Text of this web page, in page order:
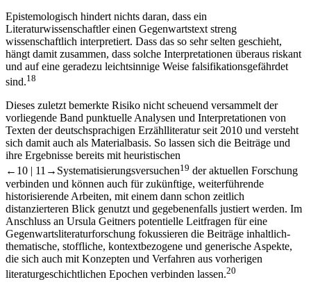
Epistemologisch hindert nichts daran, dass ein
Literaturwissenschaftler einen Gegenwartstext streng
wissenschaftlich interpretiert. Dass das so sehr selten geschieht,
hängt damit zusammen, dass solche Interpretationen überaus riskant
und auf eine geradezu leichtsinnige Weise falsifikationsgefährdet
sind.18
Dieses zuletzt bemerkte Risiko nicht scheuend versammelt der
vorliegende Band punktuelle Analysen und Interpretationen von
Texten der deutschsprachigen Erzählliteratur seit 2010 und versteht
sich damit auch als Materialbasis. So lassen sich die Beiträge und
ihre Ergebnisse bereits mit heuristischen
←10 |
11→ Systematisierungsversuchen19 der aktuellen Forschung
verbinden und können auch für zukünftige, weiterführende
historisierende Arbeiten, mit einem dann schon zeitlich
distanzierteren Blick genutzt und gegebenenfalls justiert werden. Im
Anschluss an Ursula Geitners potentielle Leitfragen für eine
Gegenwartsliteraturforschung fokussieren die Beiträge inhaltlich-
thematische, stoffliche, kontextbezogene und generische Aspekte,
die sich auch mit Konzepten und Verfahren aus vorherigen
literaturgeschichtlichen Epochen verbinden lassen.20